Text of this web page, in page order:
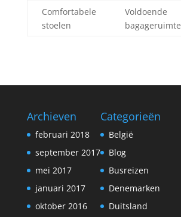
Comfortabele
stoelen
Voldoende
bagageruimte
Archieven
februari 2018
september 2017
mei 2017
januari 2017
oktober 2016
Categorieën
België
Blog
Busreizen
Denemarken
Duitsland